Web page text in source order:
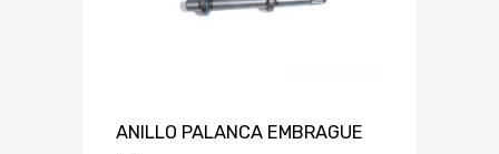
ANILLO PALANCA EMBRAGUE